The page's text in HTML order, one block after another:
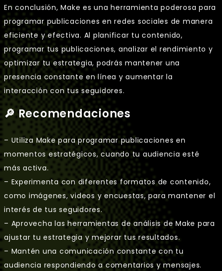
En conclusión, Make es una herramienta poderosa para
programar publicaciones en redes sociales de manera
eficiente y efectiva. Al planificar tu contenido,
programar tus publicaciones, analizar el rendimiento y
optimizar tu estrategia, podrás mantener una
presencia constante en línea y aumentar la
interacción con tus seguidores.
🔎 Recomendaciones
– Utiliza Make para programar publicaciones en
momentos estratégicos, cuando tu audiencia esté
más activa.
– Experimenta con diferentes formatos de contenido,
como imágenes, videos y encuestas, para mantener el
interés de tus seguidores.
– Aprovecha las herramientas de análisis de Make para
ajustar tu estrategia y mejorar tus resultados.
– Mantén una comunicación constante con tu
audiencia respondiendo a comentarios y mensajes.